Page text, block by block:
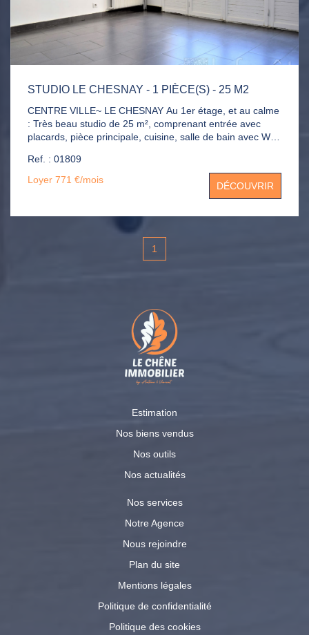
STUDIO LE CHESNAY - 1 PIÈCE(S) - 25 M2
CENTRE VILLE~ LE CHESNAY Au 1er étage, et au calme
: Très beau studio de 25 m², comprenant entrée avec
placards, pièce principale, cuisine, salle de bain avec WC,
les charges.
Ref. : 01809
Loyer 771 €/mois
DÉCOUVRIR
1
Estimation
Nos biens vendus
Nos outils
Nos actualités
Nos services
Notre Agence
Nous rejoindre
Plan du site
Mentions légales
Politique de confidentialité
Politique des cookies